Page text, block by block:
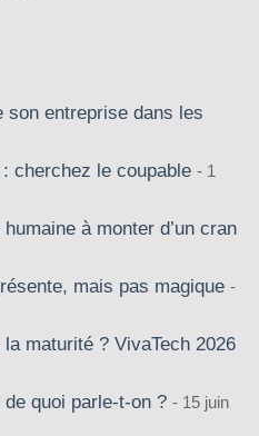
son entreprise dans les
cherchez le coupable
1
humaine à monter d’un cran
mais pas magique
maturité ? VivaTech 2026
quoi parle-t-on ?
15 juin